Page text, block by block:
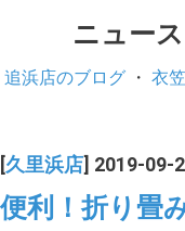
補聴器
ニュー
追浜店のブログ ・ 衣
久里浜店 ] 2019-09-
便利！折り畳